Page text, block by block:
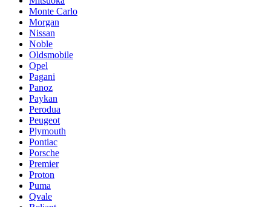
Monte Carlo
Morgan
Nissan
Noble
Oldsmobile
Opel
Pagani
Panoz
Paykan
Perodua
Peugeot
Plymouth
Pontiac
Porsche
Premier
Proton
Puma
Qvale